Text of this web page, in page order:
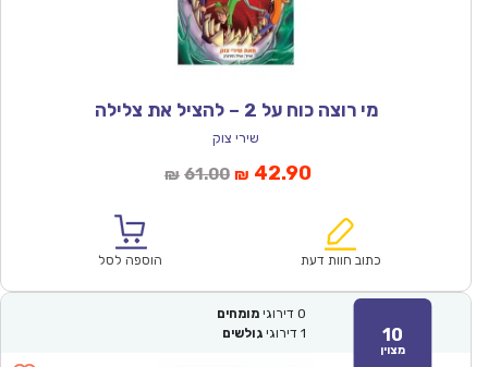
מי רוצה כוח על 2 – להציל את צלילה
שירי צוק
₪ 61.00המחיר
₪61.00.
₪ 42.90המחיר
הוא:
כתוב חוות דעת הוספה לסל
10
מצוין
0 דירוגי מומחים
1 דירוגי גולשים